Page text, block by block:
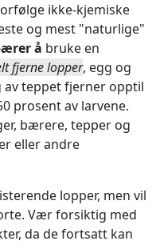
ikke-kjemiske
og mest "naturlige"
å bruke en
fjerne lopper, egg og
av teppet fjerner opptil
prosent av larvene.
bærere, tepper og
eller andre
lopper, men vil
Vær forsiktig med
da de fortsatt kan